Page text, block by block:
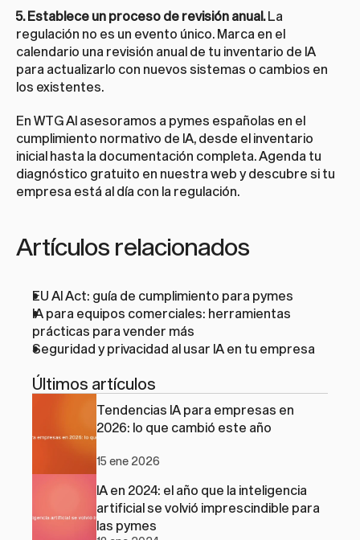
5. Establece un proceso de revisión anual. La
regulación no es un evento único. Marca en el
calendario una revisión anual de tu inventario de IA
para actualizarlo con nuevos sistemas o cambios en
los existentes.
En WTG AI asesoramos a pymes españolas en el
cumplimiento normativo de IA, desde el inventario
inicial hasta la documentación completa. Agenda tu
diagnóstico gratuito en nuestra web y descubre si tu
empresa está al día con la regulación.
Artículos relacionados
EU AI Act: guía de cumplimiento para pymes
IA para equipos comerciales: herramientas
prácticas para vender más
Seguridad y privacidad al usar IA en tu empresa
Últimos artículos
Tendencias IA para empresas en
2026: lo que cambió este año
15 ene 2026
IA en 2024: el año que la inteligencia
artificial se volvió imprescindible para
las pymes